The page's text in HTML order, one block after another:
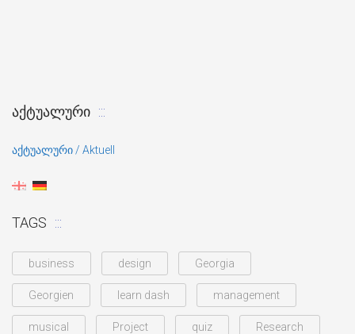
ᲐᲥᲢᲣᲐᲚᲣᲠᲘ
აქტუალური / Aktuell
TAGS
business design Georgia
Georgien learn dash management
musical Project quiz Research